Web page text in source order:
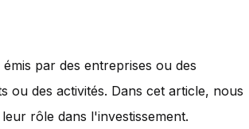
par des entreprises ou des
ou des activités. Dans cet article, nous
rôle dans l'investissement.